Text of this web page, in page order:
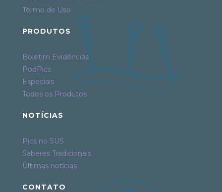
Termo de Uso
PRODUTOS
Boletim Evidências
PodPics
Especiais
Todos os Produtos
NOTÍCIAS
Pics no SUS
Saberes Tradicionais
Últimas notícias
CONTATO